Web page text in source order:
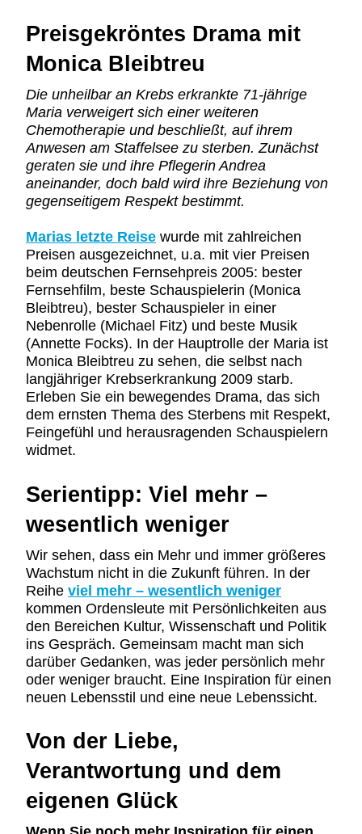
Preisgekröntes Drama mit
Monica Bleibtreu
Die unheilbar an Krebs erkrankte 71-jährige
Maria verweigert sich einer weiteren
Chemotherapie und beschließt, auf ihrem
Anwesen am Staffelsee zu sterben. Zunächst
geraten sie und ihre Pflegerin Andrea
aneinander, doch bald wird ihre Beziehung von
gegenseitigem Respekt bestimmt.
Marias letzte Reise wurde mit zahlreichen
Preisen ausgezeichnet, u.a. mit vier Preisen
beim deutschen Fernsehpreis 2005: bester
Fernsehfilm, beste Schauspielerin (Monica
Bleibtreu), bester Schauspieler in einer
Nebenrolle (Michael Fitz) und beste Musik
(Annette Focks). In der Hauptrolle der Maria ist
Monica Bleibtreu zu sehen, die selbst nach
langjähriger Krebserkrankung 2009 starb.
Erleben Sie ein bewegendes Drama, das sich
dem ernsten Thema des Sterbens mit Respekt,
Feingefühl und herausragenden Schauspielern
widmet.
Serientipp: Viel mehr –
wesentlich weniger
Wir sehen, dass ein Mehr und immer größeres
Wachstum nicht in die Zukunft führen. In der
Reihe viel mehr – wesentlich weniger
kommen Ordensleute mit Persönlichkeiten aus
den Bereichen Kultur, Wissenschaft und Politik
ins Gespräch. Gemeinsam macht man sich
darüber Gedanken, was jeder persönlich mehr
oder weniger braucht. Eine Inspiration für einen
neuen Lebensstil und eine neue Lebenssicht.
Von der Liebe,
Verantwortung und dem
eigenen Glück